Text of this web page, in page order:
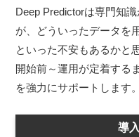
Deep Predictorは専門知
が、どういったデータを
といった不安もあるかと
開始前～運用が定着する
を強力にサポートします。
導